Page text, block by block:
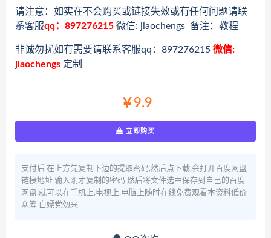
请注意：如实在不会购买或链接失效或有任何问题请联
系客服qq：897276215 微信: jiaochengs 备注：教程
非诚勿扰如有需要请联系客服qq：897276215 微信:
jiaochengs 定制
￥9.9
立即购买
支付后 在上方先复制下边的提取密码,然后点下载,会打开百度网盘
链接地址 输入刚才复制的密码 然后将文件选中保存到自己的百度
网盘,就可以在手机上,电视上,电脑上随时在线免费观看本资料低价
众筹 白嫖党勿来